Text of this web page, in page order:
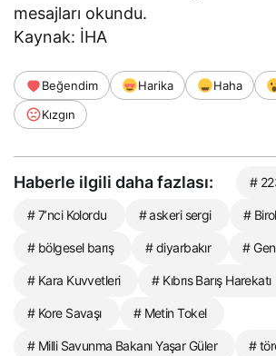
mesajları okundu.
Kaynak: İHA
Beğendim Harika Haha
Kızgın
Haberle ilgili daha fazlası: #
# 7’nci Kolordu # askeri sergi #
# bölgesel barış # diyarbakır #
# Kara Kuvvetleri # Kıbrıs Barış Harekatı
# Kore Savaşı # Metin Tokel
# Milli Savunma Bakanı Yaşar Güler #